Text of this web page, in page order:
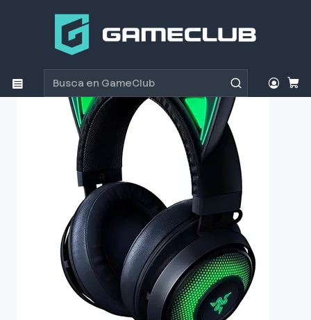
Productos
Audífono Gamer Razer Kraken Kitty Chroma Black